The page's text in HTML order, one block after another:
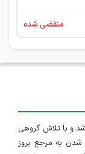
منقضی شده
۱۳۹۱/۱/۱۰ راه اندازی شد و با تلاش گروهی
شدن به مرجع بروز